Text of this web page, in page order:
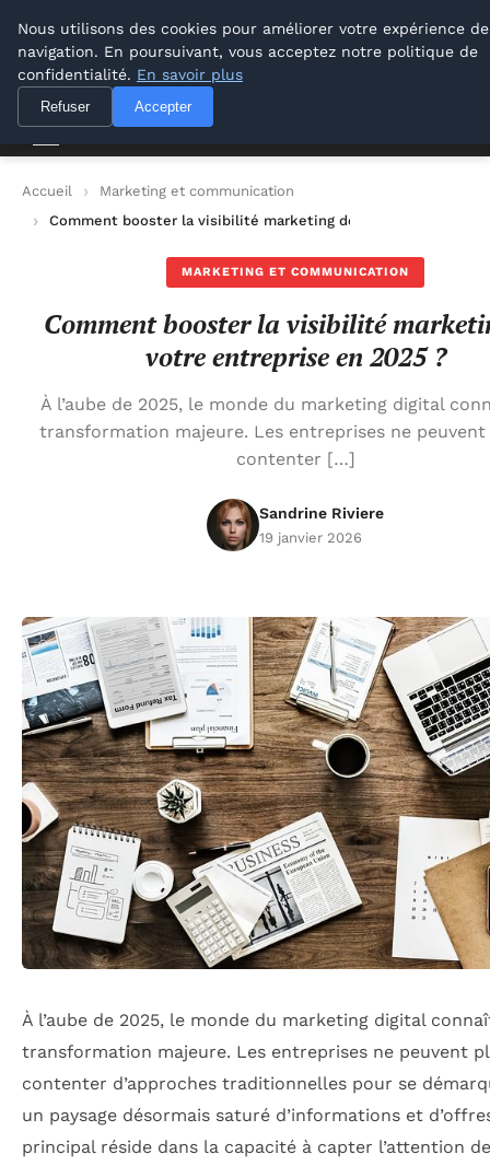
M Zone Studio
M Zone Studio
Accueil
Marketing et communication
Comment booster la visibilité marketing de votre entreprise
MARKETING ET COMMUNICATION
Comment booster la visibilité
votre entreprise en 2025 ?
À l’aube de 2025, le monde du marketing digital
transformation majeure. Les entreprises ne peuvent
contenter […]
Sandrine Riviere
19 janvier 2026
À l’aube de 2025, le monde du marketing digital
transformation majeure. Les entreprises ne peuvent
contenter d’approches traditionnelles pour se
un paysage désormais saturé d’informations et
principal réside dans la capacité à capter l’attention
Nous utilisons des cookies pour améliorer votre expérience de
navigation. En poursuivant, vous acceptez notre politique de
confidentialité. En savoir plus
Refuser Accepter